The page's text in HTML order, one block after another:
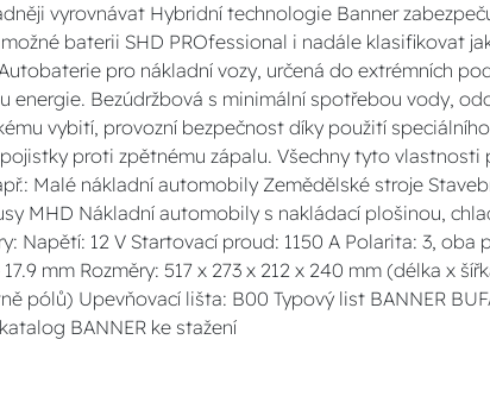
vyrovnávat Hybridní technologie Banner
baterii SHD PROfessional i nadále klasifikovat
pro nákladní vozy, určená do extrémních
energie. Bezúdržbová s minimální spotřebou vody,
vybití, provozní bezpečnost díky použití
proti zpětnému zápalu. Všechny tyto vlastnosti
Malé nákladní automobily Zemědělské stroje
MHD Nákladní automobily s nakládací plošinou,
Napětí: 12 V Startovací proud: 1150 A Polarita: 3, oba
mm Rozměry: 517 x 273 x 212 x 240 mm (délka x
pólů) Upevňovací lišta: B00 Typový list BANNER
BANNER ke stažení